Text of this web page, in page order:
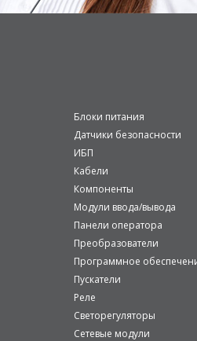
Блоки питания
Датчики безопасности
ИБП
Кабели
Компоненты
Модули ввода/вывода
Панели оператора
Преобразователи
Программное
Пускатели
Реле
Светорегуляторы
Сетевые модули